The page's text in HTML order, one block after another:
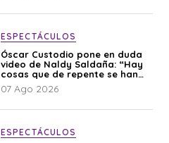
ESPECTÁCULOS
Óscar Custodio pone en duda
video de Naldy Saldaña: “Hay
cosas que de repente se han
editado”
07 Ago 2026
ESPECTÁCULOS